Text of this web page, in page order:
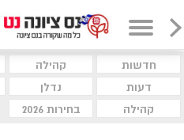
חדשות קהילה
דעות
נדלן
קהילה
בחירות 2026